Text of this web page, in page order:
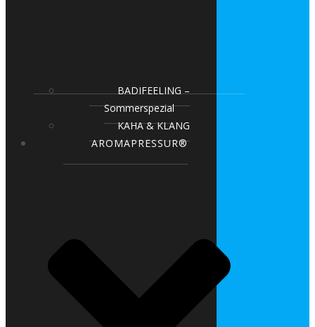
BADIFEELING –
Sommerspezial
KAHA & KLANG
AROMAPRESSUR®